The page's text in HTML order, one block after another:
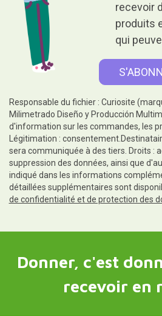
recevoir
produits
qui
Responsable du fichier : Curiosite
Milimetrado Diseño y Producción
d'information sur les commandes, les
Légitimation :
sera communiquée à des tiers. Droits :
suppression des données, ainsi que
indiqué dans les informations
détaillées supplémentaires sont
de confidentialité et de protection des
Donner, c'est
recevoir en